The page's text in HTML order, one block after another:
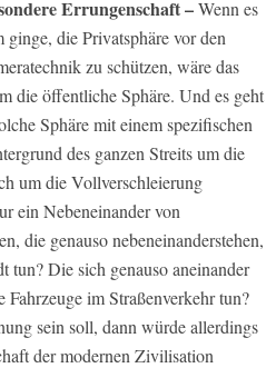
Errungenschaft –Wenn es
die Privatsphäre vor den
zu schützen, wäre das
die öffentliche Sphäre. Und es geht
Sphäre mit einem spezifischen
des ganzen Streits um die
um die Vollverschleierung
ein Nebeneinander von
die genauso nebeneinanderstehen,
tun? Die sich genauso aneinander
im Straßenverkehr tun?
sein soll, dann würde allerdings
der modernen Zivilisation